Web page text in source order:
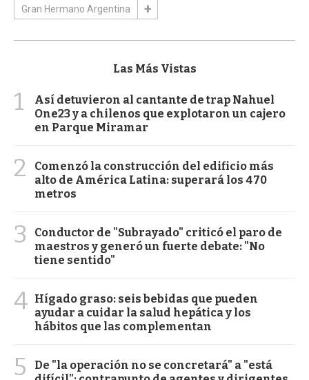
Gran Hermano Argentina
Las Más Vistas
1
Así detuvieron al cantante de trap Nahuel
One23 y a chilenos que explotaron un cajero
en Parque Miramar
2
Comenzó la construcción del edificio más
alto de América Latina: superará los 470
metros
3
Conductor de "Subrayado" criticó el paro de
maestros y generó un fuerte debate: "No
tiene sentido"
4 Hígado graso: seis bebidas que pueden
ayudar a cuidar la salud hepática y los
hábitos que las complementan
5
De "la operación no se concretará" a "está